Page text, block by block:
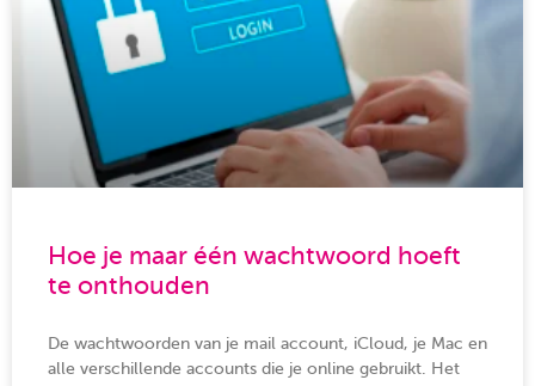
Hoe je maar één wachtwoord hoeft
te onthouden
De wachtwoorden van je mail account, iCloud, je Mac en
alle verschillende accounts die je online gebruikt. Het